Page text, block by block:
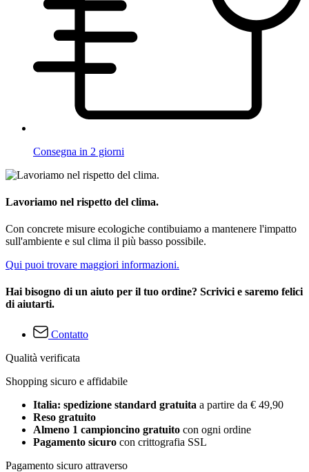
Consegna in 2 giorni
Lavoriamo nel rispetto del clima.
Con concrete misure ecologiche contibuiamo a mantenere l'impatto
sull'ambiente e sul clima il più basso possibile.
Qui puoi trovare maggiori informazioni.
Hai bisogno di un aiuto per il tuo ordine? Scrivici e saremo felici
di aiutarti.
Contatto
Qualità verificata
Shopping sicuro e affidabile
Italia: spedizione standard gratuita a partire da € 49,90
Reso gratuito
Almeno 1 campioncino gratuito con ogni ordine
Pagamento sicuro con crittografia SSL
Pagamento sicuro attraverso